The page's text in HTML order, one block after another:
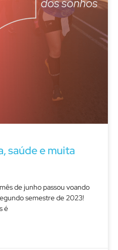
saúde e muita
de junho passou voando
semestre de 2023!
é